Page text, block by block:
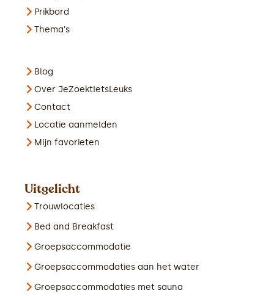
Prikbord
Thema's
Blog
Over JeZoektIetsLeuks
Contact
Locatie aanmelden
Mijn favorieten
Uitgelicht
Trouwlocaties
Bed and Breakfast
Groepsaccommodatie
Groepsaccommodaties aan het water
Groepsaccommodaties met sauna